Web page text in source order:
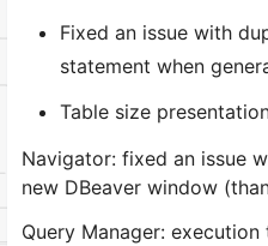
Fixed an issue with
statement when
Table size
Navigator: fixed an issue
new DBeaver window
Query Manager: